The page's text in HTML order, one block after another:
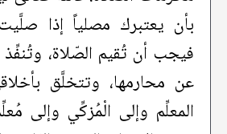
بأن يعتبرك مصلياً إذا
فيجب أن تُقيم الصّلاة، وتُنفِّذ
عن محارمها، وتتخلَّق
المعلِّم وإلى الْمُزكِّي وإلى